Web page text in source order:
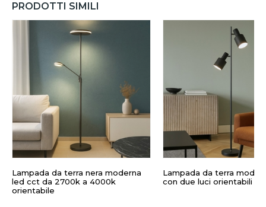
PRODOTTI SIMILI
Lampada da terra nera moderna
led cct da 2700k a 4000k
orientabile
Lampada da terra
con due luci orientabili